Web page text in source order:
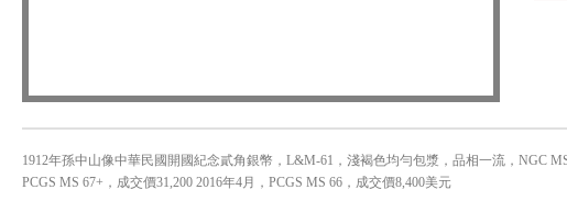
1912年孫中山像中華民國開國紀念貳角銀幣，L&M-61，淺褐色均勻包漿，品相一流，NGC
PCGS MS 67+，成交價31,200 2016年4月，PCGS MS 66，成交價8,400美元